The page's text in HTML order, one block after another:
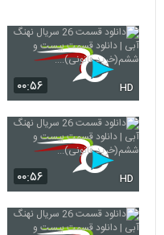
۰۰:۵۶ HD
۰۰:۵۶ HD